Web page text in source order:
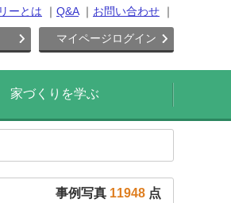
ーとは Q&A お問い合わせ
マイページログイン
家づくりを学ぶ
事例写真 11948 点